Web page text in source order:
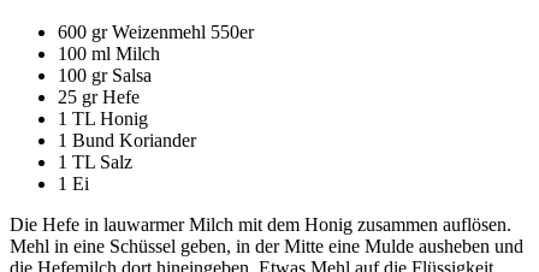
600 gr Weizenmehl 550er
100 ml Milch
100 gr Salsa
25 gr Hefe
1 TL Honig
1 Bund Koriander
1 TL Salz
1 Ei
Die Hefe in lauwarmer Milch mit dem Honig zusammen auflösen.
Mehl in eine Schüssel geben, in der Mitte eine Mulde ausheben und